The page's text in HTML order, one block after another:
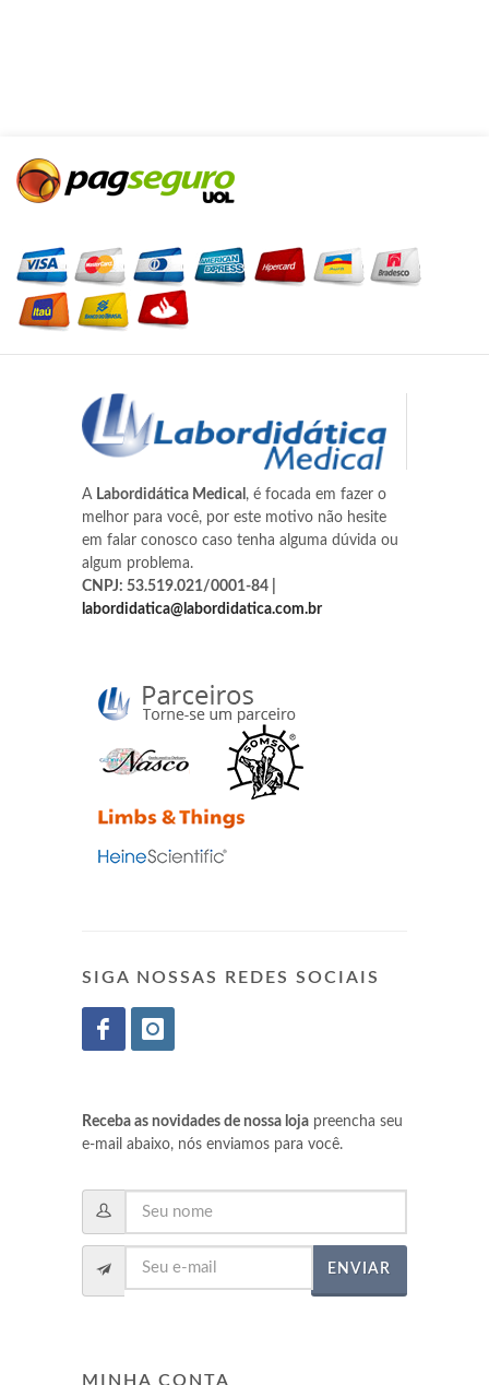
A Labordidática Medical , é focada em fazer o
melhor para você, por este motivo não hesite
em falar conosco caso tenha alguma dúvida ou
algum problema.
CNPJ: 53.519.021/0001-84 |
labordidatica@labordidatica.com.br
SIGA NOSSAS REDES SOCIAIS
Receba as novidades de nossa lojapreencha seu
e-mail abaixo, nós enviamos para você.
ENVIAR
MINHA CONTA